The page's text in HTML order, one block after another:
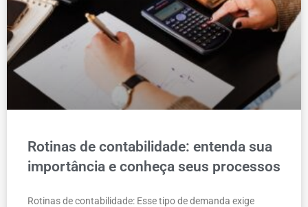
Rotinas de contabilidade: entenda sua
importância e conheça seus processos
Rotinas de contabilidade: Esse tipo de demanda exige